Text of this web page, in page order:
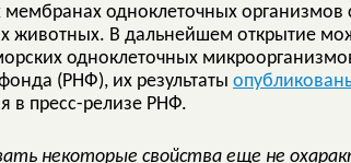
одноклеточных организмов
животных. В дальнейшем открытие
одноклеточных
(РНФ), их результаты
в пресс-релизе РНФ.